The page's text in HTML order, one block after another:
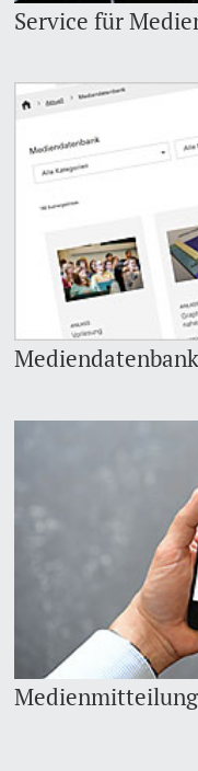
Service für
Mediendatenbank